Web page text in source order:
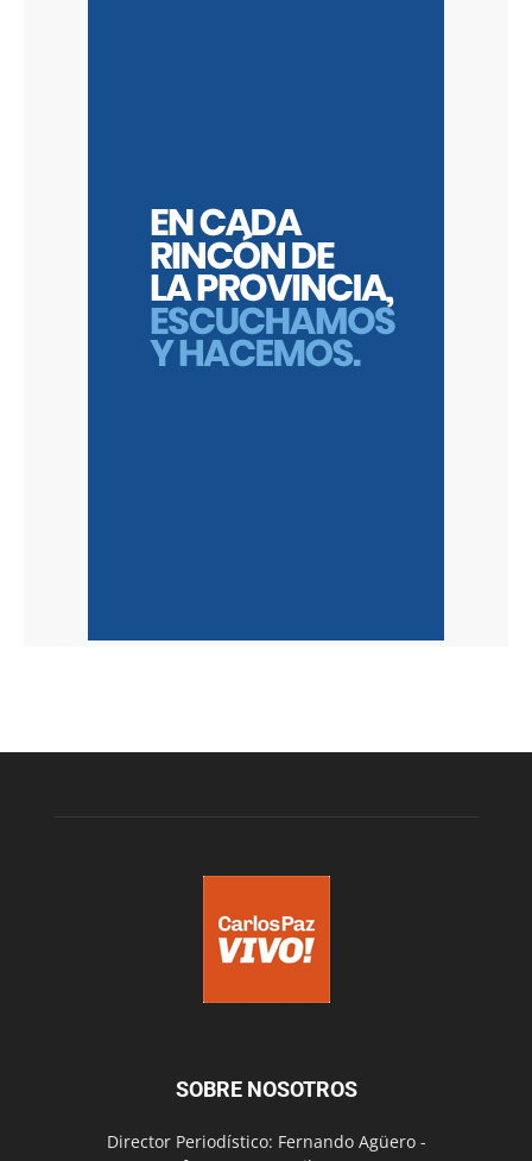
SOBRE NOSOTROS
Director Periodístico: Fernando Agüero -